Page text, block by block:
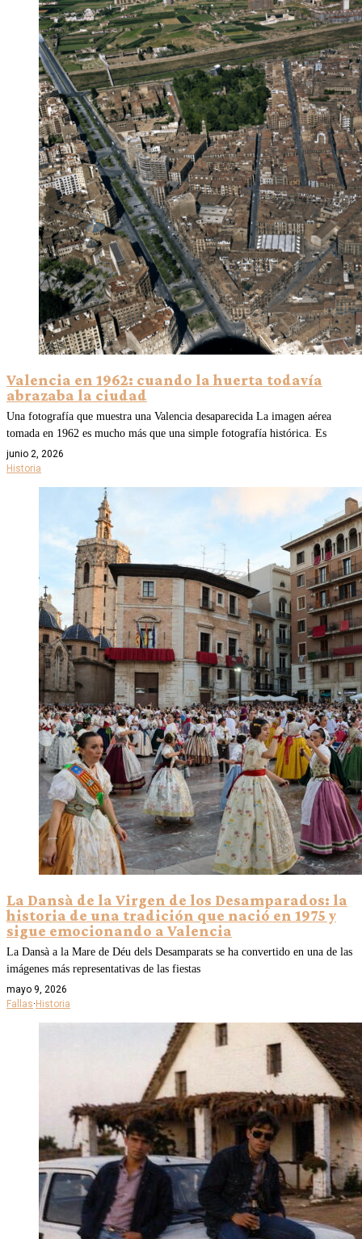
Valencia en 1962: cuando la huerta todavía
abrazaba la ciudad
Una fotografía que muestra una Valencia desaparecida La imagen aérea
tomada en 1962 es mucho más que una simple fotografía histórica. Es
junio 2, 2026
Historia
La Dansà de la Virgen de los Desamparados: la
historia de una tradición que nació en 1975 y
sigue emocionando a Valencia
La Dansà a la Mare de Déu dels Desamparats se ha convertido en una de las
imágenes más representativas de las fiestas
mayo 9, 2026
Fallas·Historia